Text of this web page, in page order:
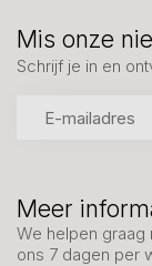
Meer
We helpen
ons 7 dagen per
Mis onze
Schrijf je in en